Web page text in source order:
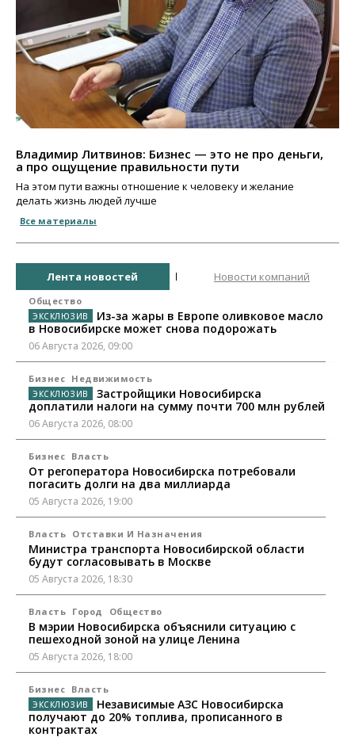
Владимир Литвинов: Бизнес — это не про деньги,
а про ощущение правильности пути
На этом пути важны отношение к человеку и желание
делать жизнь людей лучше
Все материалы
Лента новостей Новости компаний
Общество
Из-за жары в Европе оливковое масло
в Новосибирске может снова подорожать
06 Августа 2026, 09:00
Бизнес Недвижимость
Застройщики Новосибирска
доплатили налоги на сумму почти 700 млн рублей
06 Августа 2026, 08:00
Бизнес Власть
От регоператора Новосибирска потребовали
погасить долги на два миллиарда
05 Августа 2026, 19:00
Власть Отставки И Назначения
Министра транспорта Новосибирской области
будут согласовывать в Москве
05 Августа 2026, 18:30
Власть Город Общество
В мэрии Новосибирска объяснили ситуацию с
пешеходной зоной на улице Ленина
05 Августа 2026, 18:00
Бизнес Власть
Независимые АЗС Новосибирска
получают до 20% топлива, прописанного в
контрактах